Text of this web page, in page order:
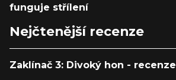
funguje střílení
Nejčtenější recenze
Zaklínač 3: Divoký hon - recenze